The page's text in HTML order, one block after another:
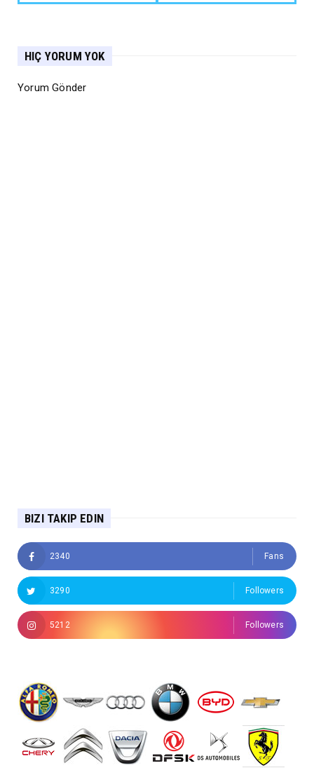
HIÇ YORUM YOK
Yorum Gönder
BIZI TAKIP EDIN
2340 Fans
3290 Followers
5212 Followers